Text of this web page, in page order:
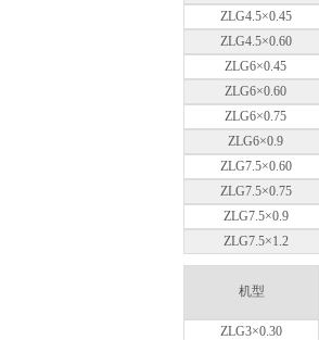
ZLG4.5×0.45
ZLG4.5×0.60
ZLG6×0.45
ZLG6×0.60
ZLG6×0.75
ZLG6×0.9
ZLG7.5×0.60
ZLG7.5×0.75
ZLG7.5×0.9
ZLG7.5×1.2
机型
ZLG3×0.30